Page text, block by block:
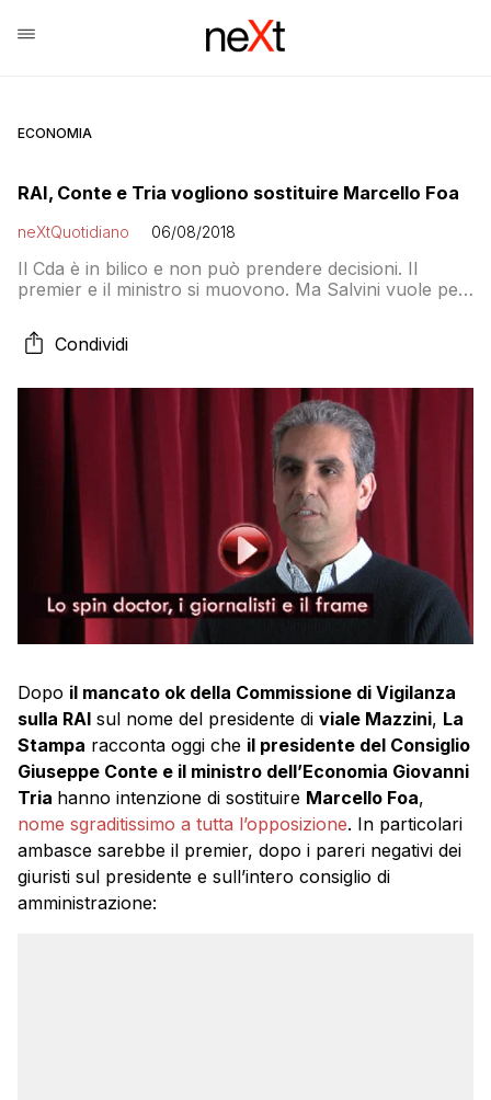
ECONOMIA
RAI, Conte e Tria vogliono sostituire Marcello Foa
neXtQuotidiano 06/08/2018
Il Cda è in bilico e non può prendere decisioni. Il
premier e il ministro si muovono. Ma Salvini vuole per
congruo
Condividi
Dopo il mancato ok della Commissione di Vigilanza
sulla RAI sul nome del presidente di viale Mazzini, La
Stampa racconta oggi che il presidente del Consiglio
Giuseppe Conte e il ministro dell’Economia Giovanni
Tria hanno intenzione di sostituire Marcello Foa,
nome sgraditissimo a tutta l’opposizione. In particolari
ambasce sarebbe il premier, dopo i pareri negativi dei
giuristi sul presidente e sull’intero consiglio di
amministrazione: